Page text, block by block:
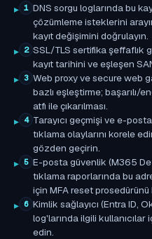
1 DNS sorgu loglarında bu
çözümleme isteklerini
kayıt değişimini doğrulayın.
2 SSL/TLS sertifika şeffaflık
kayıt tarihini ve eşleşen
3 Web proxy ve secure web
bazlı eşleştirme; başarılı/
atfı ile çıkarılması.
4 Tarayıcı geçmişi ve e-
tıklama olaylarını korele
gözden geçirin.
5 E-posta güvenlik (M365
tıklama raporlarında bu
için MFA reset prosedürünü
6 Kimlik sağlayıcı (Entra ID,
log'larında ilgili kullanıcılar
edin.